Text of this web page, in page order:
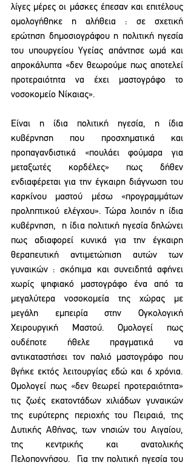
λίγες μέρες οι μάσκες έπεσαν και επιτέλους
ομολογήθηκε η αλήθεια : σε σχετική
ερώτηση δημοσιογράφου η πολιτική ηγεσία
του υπουργείου Υγείας απάντησε ωμά και
απροκάλυπτα «δεν θεωρούμε πως αποτελεί
προτεραιότητα να έχει μαστογράφο το
νοσοκομείο Νίκαιας».
Είναι η ίδια πολιτική ηγεσία, η ίδια
κυβέρνηση που προσχηματικά και
προπαγανδιστικά «πουλάει φούμαρα για
μεταξωτές κορδέλες» πως δήθεν
ενδιαφέρεται για την έγκαιρη διάγνωση του
καρκίνου μαστού μέσω «προγραμμάτων
προληπτικού ελέγχου». Τώρα λοιπόν η ίδια
κυβέρνηση,  η ίδια πολιτική ηγεσία δηλώνει
πως αδιαφορεί κυνικά για την έγκαιρη
θεραπευτική αντιμετώπιση αυτών των
γυναικών : σκόπιμα και συνειδητά αφήνει
χωρίς ψηφιακό μαστογράφο ένα από τα
μεγαλύτερα νοσοκομεία της χώρας με
μεγάλη εμπειρία στην Ογκολογική
Χειρουργική Μαστού. Ομολογεί πως
ουδέποτε ήθελε πραγματικά να
αντικαταστήσει τον παλιό μαστογράφο που
βγήκε εκτός λειτουργίας εδώ και 6 χρόνια.
Ομολογεί πως «δεν θεωρεί προτεραιότητα»
τις ζωές εκατοντάδων χιλιάδων γυναικών
της ευρύτερης περιοχής του Πειραιά, της
Δυτικής Αθήνας, των νησιών του Αιγαίου,
της κεντρικής και ανατολικής
Πελοποννήσου.  Για την πολιτική ηγεσία του